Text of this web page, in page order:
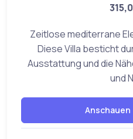
Zeitlose mediterrane
Diese Villa besticht
Ausstattung und die
und
Anschauen